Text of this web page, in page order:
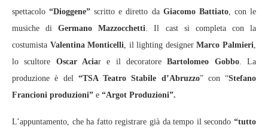
spettacolo“Dioggene” scritto e diretto da Giacomo Battiato, con le
musiche diGermano Mazzocchetti . Il cast si completa con la
costumista Valentina Monticelli , il lighting designerMarco Palmieri
lo scultore Oscar Aciar e il decoratoreBartolomeo Gobbo. La
produzione è del “TSA Teatro Stabile d’Abruzzo” con “Stefano
Francioni produzioni” e “Argot Produzioni”.
L’appuntamento, che ha fatto registrare già da tempo il secondo “tutto